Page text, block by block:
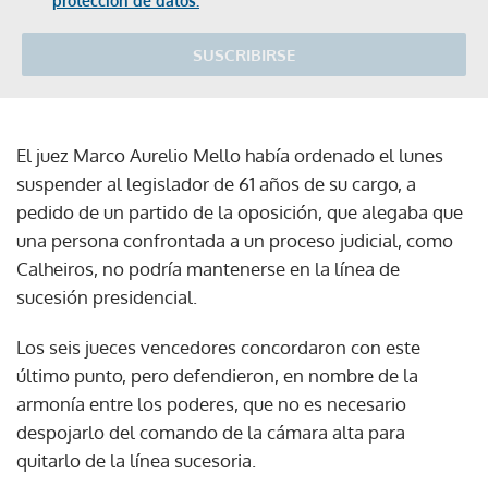
SUSCRIBIRSE
El juez Marco Aurelio Mello había ordenado el lunes
suspender al legislador de 61 años de su cargo, a
pedido de un partido de la oposición, que alegaba que
una persona confrontada a un proceso judicial, como
Calheiros, no podría mantenerse en la línea de
sucesión presidencial.
Los seis jueces vencedores concordaron con este
último punto, pero defendieron, en nombre de la
armonía entre los poderes, que no es necesario
despojarlo del comando de la cámara alta para
quitarlo de la línea sucesoria.